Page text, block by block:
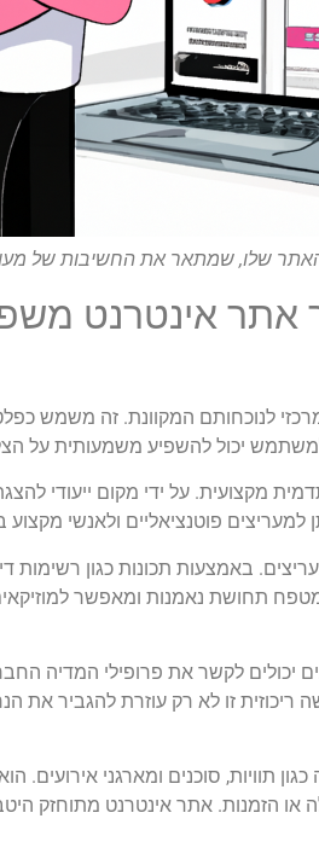
האתר שלו, שמתאר את החשיבות של
אתר אינטרנט
לנוכחותם המקוונת. זה משמש
יכול להשפיע משמעותית על
על ידי מקום ייעודי להצגת
למעריצים פוטנציאליים ולאנשי
באמצעות תכונות כגון רשימות
תחושת נאמנות ומאפשר
יכולים לקשר את פרופילי המדיה
ריכוזית זו לא רק עוזרת להגביר
תוויות, סוכנים ומארגני אירועים.
הזמנות. אתר אינטרנט מתוחזק